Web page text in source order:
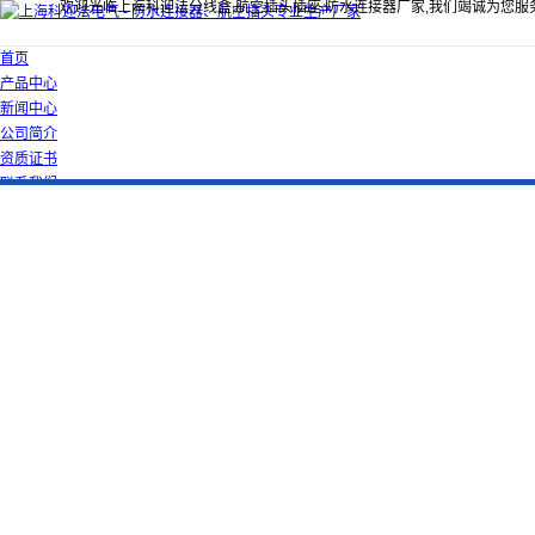
欢迎光临上海科迎法分线盒,航空插头插座,防水连接器厂家,我们竭诚为您服
首页
产品中心
新闻中心
公司简介
资质证书
联系我们